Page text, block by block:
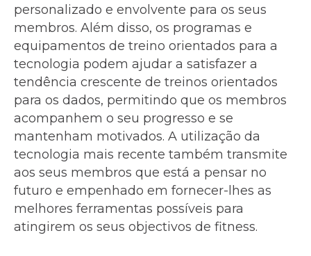
personalizado e envolvente para os seus
membros. Além disso, os programas e
equipamentos de treino orientados para a
tecnologia podem ajudar a satisfazer a
tendência crescente de treinos orientados
para os dados, permitindo que os membros
acompanhem o seu progresso e se
mantenham motivados. A utilização da
tecnologia mais recente também transmite
aos seus membros que está a pensar no
futuro e empenhado em fornecer-lhes as
melhores ferramentas possíveis para
atingirem os seus objectivos de fitness.